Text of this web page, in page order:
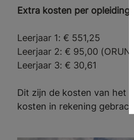
Extra kosten per opleiding
Leerjaar 1: € 551,25
Leerjaar 2: € 95,00 (ORUN)
Leerjaar 3: € 30,61
Dit zijn de kosten van het
kosten in rekening